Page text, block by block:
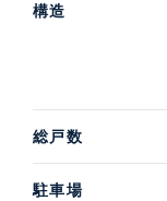
構造
総戸数
駐車場